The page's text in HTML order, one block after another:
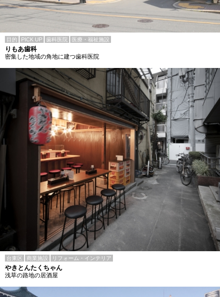
目的 PICK UP 歯科医院 医療・福祉施設
りもあ歯科
密集した地域の角地に建つ歯科医院
台東区 商業施設 リフォーム・インテリア
やきとんたくちゃん
浅草の路地の居酒屋